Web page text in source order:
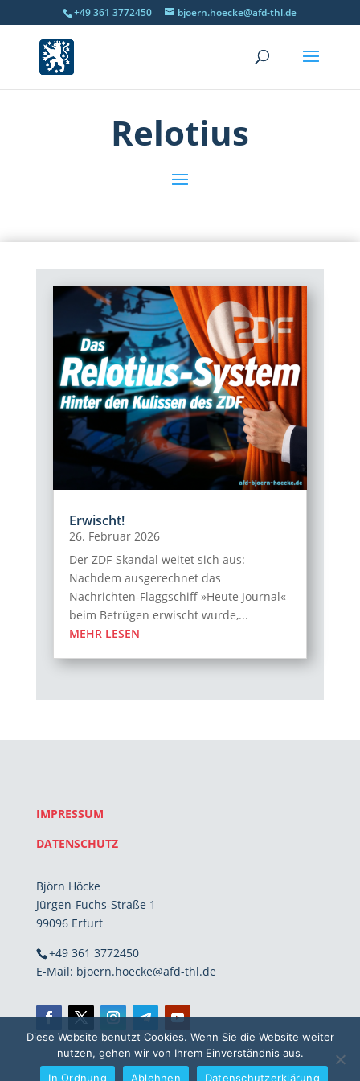
+49 361 3772450 bjoern.hoecke@afd-thl.de
Relotius
Erwischt!
26. Februar 2026
Der ZDF-Skandal weitet sich aus:
Nachdem ausgerechnet das
Nachrichten-Flaggschiff »Heute Journal«
beim Betrügen erwischt wurde,...
MEHR LESEN
IMPRESSUM
DATENSCHUTZ
Björn Höcke
Jürgen-Fuchs-Straße 1
99096 Erfurt
+49 361 3772450
E-Mail: bjoern.hoecke@afd-thl.de
Diese Website benutzt Cookies. Wenn Sie die Website weiter
nutzen, gehen wir von Ihrem Einverständnis aus.
In Ordnung
Ablehnen Datenschutzerklärung